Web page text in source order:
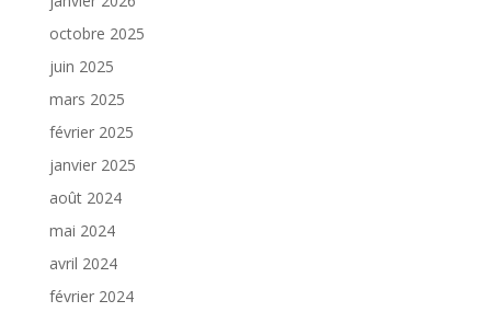
octobre 2025
juin 2025
mars 2025
février 2025
janvier 2025
août 2024
mai 2024
avril 2024
février 2024